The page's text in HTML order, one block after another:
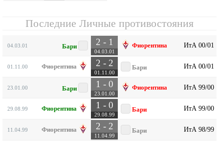
Последние Личные противостояния
04.03.01 Бари 2 - 1
04.03.01
Фиорентина ИтА 00/01
01.11.00 Фиорентина 2 - 2
01.11.00
Бари ИтА 00/01
23.01.00 Бари 1 - 0
23.01.00
Фиорентина ИтА 99/00
29.08.99 Фиорентина 1 - 0
29.08.99
Бари ИтА 99/00
11.04.99 Фиорентина 2 - 2
11.04.99
Бари ИтА 98/99